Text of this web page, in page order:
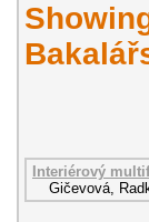
Interiérový
Gičevová,